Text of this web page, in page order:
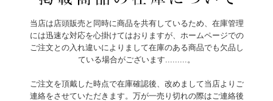
当店は店頭販売と同時に商品を共有しているため、在庫管理
には迅速な対応を心掛けてはおりますが、ホームページでの
ご注文との入れ違いによりまして在庫のある商品でも欠品し
ている場合がございます.........。
ご注文を頂戴した時点で在庫確認後、改めまして当店よりご
連絡をさせていただきます。万が一売り切れの際はご連絡後